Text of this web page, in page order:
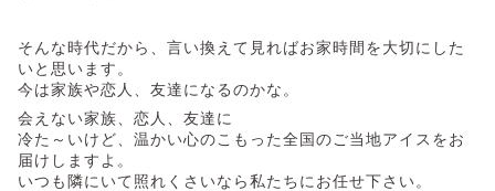
そんな時代だから、言い換えて見ればお家時間を大切にした
いと思います。
今は家族や恋人、友達になるのかな。
会えない家族、恋人、友達に
冷た～いけど、温かい心のこもった全国のご当地アイスをお
届けしますよ。
いつも隣にいて照れくさいなら私たちにお任せ下さい。